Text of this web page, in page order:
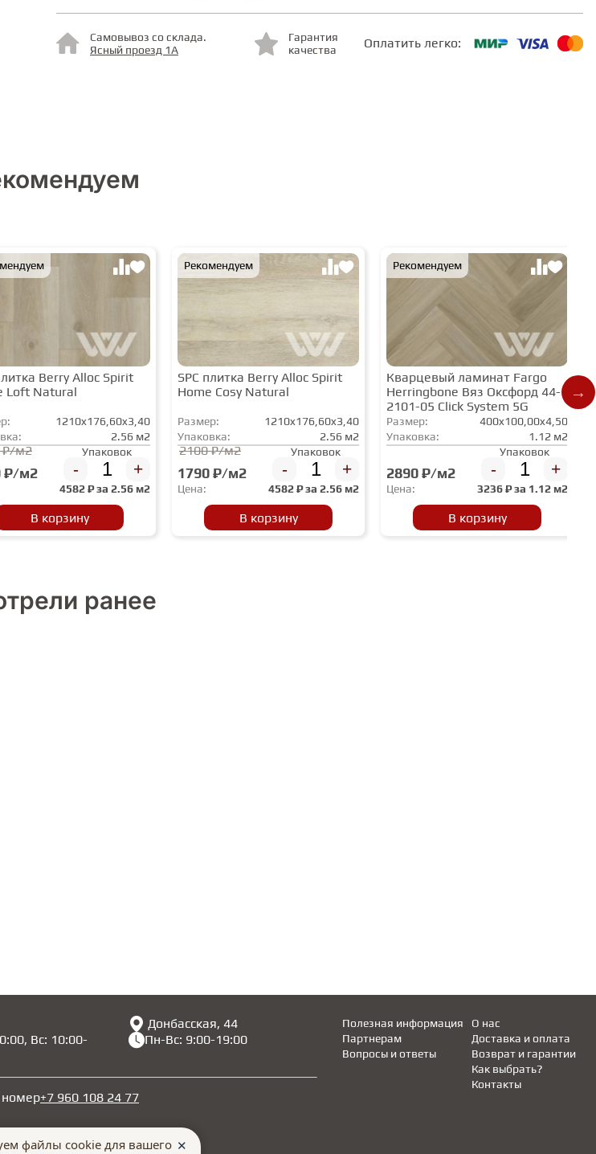
Самовывоз со склада.
Ясный проезд 1А
Гарантия
качества
Оплатить легко:
Berry Alloc Spirit
Loft Natural
1210x176,60x3,40
2.56 м2
₽/м2
₽/м2
Упаковок
- +
4582₽ за 2.56 м2
В корзину
Рекомендуем
SPC плитка Berry Alloc Spirit
Home Cosy Natural
Размер:
1210x176,60x3,40
Упаковка:
2.56 м2
2100 ₽/м2
1790 ₽/м2
Упаковок
- +
Цена: 4582₽ за 2.56 м2
В корзину
Рекомендуем
Кварцевый ламинат Fargo
Herringbone Вяз Оксфорд 44-
2101-05 Click System 5G
Размер:
400x100,00x4,50
Упаковка:
1.12 м2
2890 ₽/м2
Упаковок
- +
Цена: 3236₽ за 1.12 м2
В корзину
ранее
Вс: 10:00-
Донбасская, 44
Пн-Вс: 9:00-19:00
номер+7 960 108 24 77
Полезная информация
Партнерам
Вопросы и ответы
Доставка и оплата
Возврат и гарантии
Как выбрать?
О нас
Контакты
файлы cookie для вашего ✕